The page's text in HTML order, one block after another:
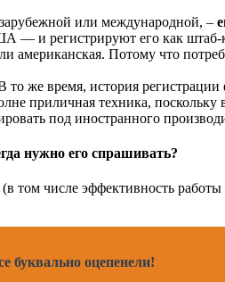
зарубежной или международной, –
— и регистрируют его как штаб-
американская. Потому что
же время, история
приличная техника, поскольку
под иностранного
нужно его спрашивать?
(в том числе эффективность
буквально оцепенели!